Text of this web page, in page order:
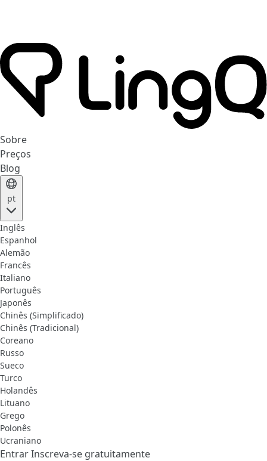
Sobre
Preços
Blog
pt
Inglês
Espanhol
Alemão
Francês
Italiano
Português
Japonês
Chinês (Simplificado)
Chinês (Tradicional)
Coreano
Russo
Sueco
Turco
Holandês
Lituano
Grego
Polonês
Ucraniano
EntrarInscreva-se gratuitamente